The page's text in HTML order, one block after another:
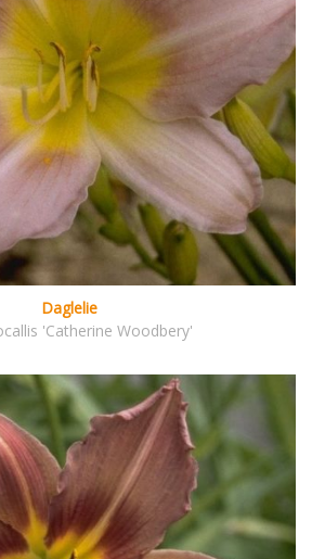
Daglelie
'Catherine Woodbery'